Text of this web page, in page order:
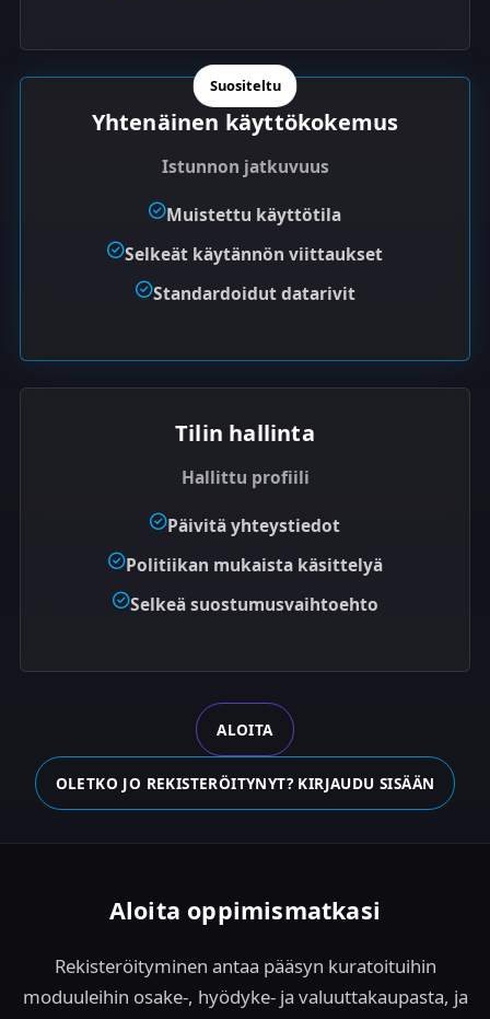
Suositeltu
Yhtenäinen käyttökokemus
Istunnon jatkuvuus
Muistettu käyttötila
Selkeät käytännön viittaukset
Standardoidut datarivit
Tilin hallinta
Hallittu profiili
Päivitä yhteystiedot
Politiikan mukaista käsittelyä
Selkeä suostumusvaihtoehto
ALOITA
OLETKO JO REKISTERÖITYNYT? KIRJAUDU SISÄÄN
Aloita oppimismatkasi
Rekisteröityminen antaa pääsyn kuratoituihin
moduuleihin osake-, hyödyke- ja valuuttakaupasta, ja